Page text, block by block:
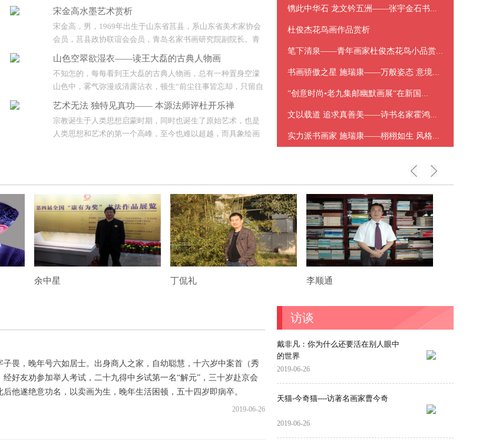
馨香悠游回环，花茎不蔓不枝，绿叶葱郁，整个画面洋溢着厚
重却不张扬的春意。尤其是顶上那株略呈紫红的鸡冠花，墨彩
活泼交融，分明让人感觉到一种蓬勃于心的绚烂。...
宋金高水墨艺术赏析
宋金高，男，1969年出生于山东省莒县，系山东省美术家协会
会员，莒县政协联谊会会员，青岛名家书画研究院副院长。青
岛市书画艺术促进会会员，中国文化艺术家协会会员。其自幼
酷爱美术。几年来，笔耕不辍，在师法传统积极探索的基础
上。技艺日有所进，取得了一定的成绩，作品多次参加全国性
大展并获奖。...
山色空翠欲湿衣——读王大磊的古典人物画
不知怎的，每每看到王大磊的古典人物画，总有一种置身空濛
山色中，雾气弥漫或清露沾衣，顿生“前尘往事皆忘却，只留自
心山水间”的感觉。王大磊的画面中通常很少有山水的环境营造
和水雾湿气的表现，只是简洁的人物、笔墨的变化、淡淡的色
彩，而这种“山色空翠欲湿衣”的感觉却总是萦绕于心，难以化
解。...
艺术无法 独特见真功—— 本源法师评杜开乐禅
宗教诞生于人类思想启蒙时期，同时也诞生了原始艺术，也是
人类思想和艺术的第一个高峰，至今也难以超越，而具象绘画
是返朴归源，重新认为艺术的本真，这也是艺术家该有的良
知。...
镌此中华石 龙文钤五洲——张宇金石书...
杜俊杰花鸟画作品赏析
笔下清泉——青年画家杜俊杰花鸟小品赏...
书画骄傲之星 施瑞康——万般姿态 意境...
“创意时尚•老九集邮幽默画展“在新国...
文以载道 追求真善美——诗书名家霍鸿...
实力派书画家 施瑞康——栩栩如生 风格...
余中星 丁侃礼 李顺通
子畏，晚年号六如居士。出身商人之家，自幼聪慧，十六岁中案首（秀
好友劝参加举人考试，二十九得中乡试第一名“解元”，三十岁赴京会
他遂绝意功名，以卖画为生，晚年生活困顿，五十四岁即病卒。
2019-06-26
访谈
戴非凡：你为什么还要活在别人眼中
的世界
2019-06-26
天猫-今奇猫----访著名画家曹今奇
2019-06-26